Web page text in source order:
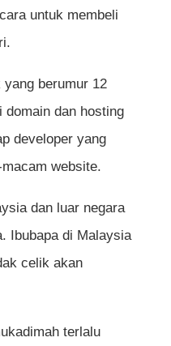
untuk membeli
berumur 12
domain dan hosting
developer yang
website.
dan luar negara
Ibubapa di Malaysia
celik akan
terlalu